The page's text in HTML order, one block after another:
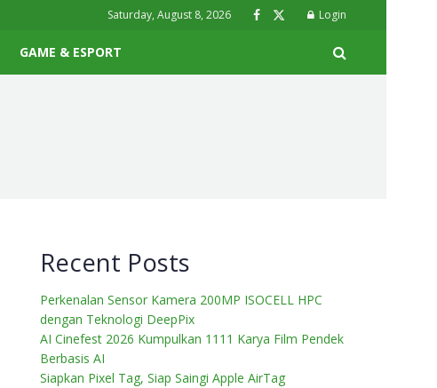
Saturday, August 8, 2026 Login
GAME & ESPORT
Recent Posts
Perkenalan Sensor Kamera 200MP ISOCELL HPC
dengan Teknologi DeepPix
AI Cinefest 2026 Kumpulkan 1111 Karya Film Pendek
Berbasis AI
Siapkan Pixel Tag, Siap Saingi Apple AirTag